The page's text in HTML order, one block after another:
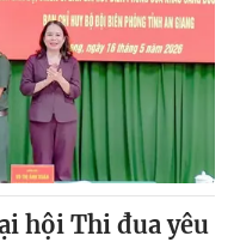
hội Thi đua yêu